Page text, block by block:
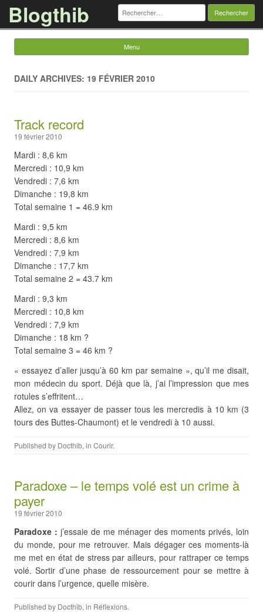
Blogthib Rechercher :
Menu
DAILY ARCHIVES: 19 FÉVRIER 2010
Track record
19 février 2010
Mardi : 8,6 km
Mercredi : 10,9 km
Vendredi : 7,6 km
Dimanche : 19,8 km
Total semaine 1 = 46.9 km
Mardi : 9,5 km
Mercredi : 8,6 km
Vendredi : 7,9 km
Dimanche : 17,7 km
Total semaine 2 = 43.7 km
Mardi : 9,3 km
Mercredi : 10,8 km
Vendredi : 7,9 km
Dimanche : 18 km ?
Total semaine 3 = 46 km ?
« essayez d’aller jusqu’à 60 km par semaine », qu’il me disait,
mon médecin du sport. Déjà que là, j’ai l’impression que mes
rotules s’effritent…
Allez, on va essayer de passer tous les mercredis à 10 km (3
tours des Buttes-Chaumont) et le vendredi à 10 aussi.
Published by Docthib, in Courir.
Paradoxe – le temps volé est un crime à
payer
19 février 2010
Paradoxe : j’essaie de me ménager des moments privés, loin
du monde, pour me retrouver. Mais dégager ces moments-là
me met en état de stress par ailleurs, pour rattraper ce temps
volé. Sortir d’une phase de ressourcement pour se mettre à
courir dans l’urgence, quelle misère.
Published by Docthib, in Réflexions.